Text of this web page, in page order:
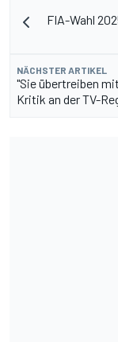
FIA-Wahl
NÄCHSTER ARTIKEL
"Sie übertreiben
Kritik an der TV-